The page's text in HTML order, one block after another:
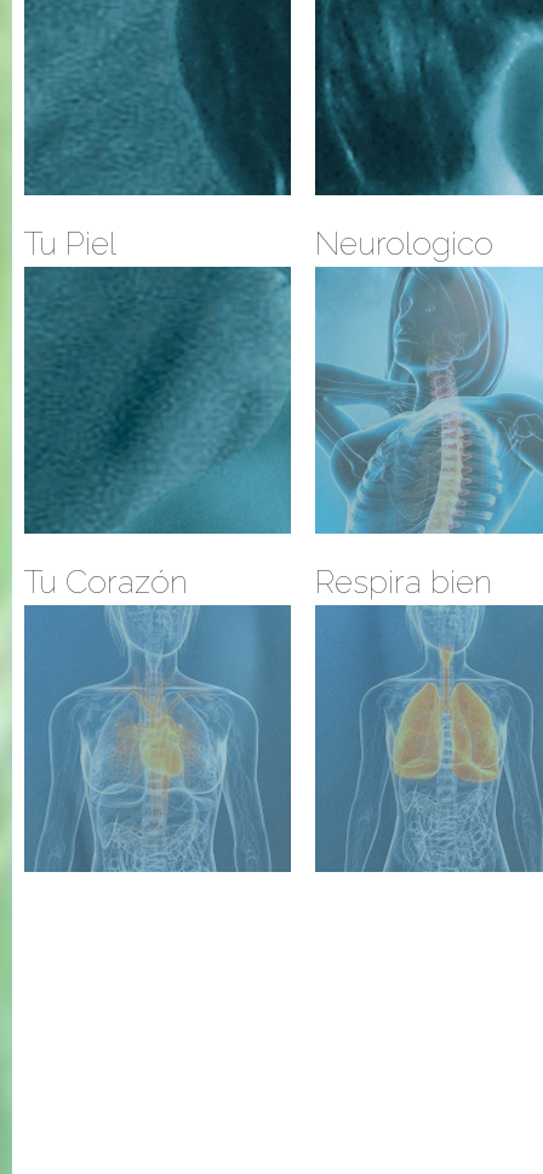
Tu Piel
Tu Corazón
Neurologico
Respira bien